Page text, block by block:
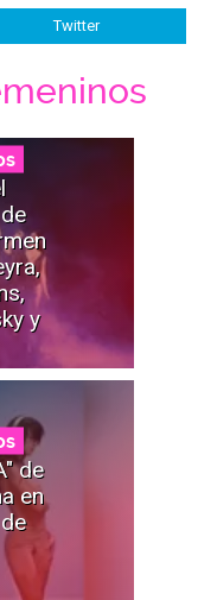
Twitter
y
de
en